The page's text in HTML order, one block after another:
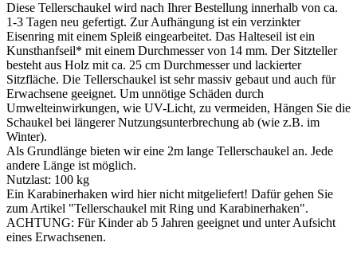
Diese Tellerschaukel wird nach Ihrer Bestellung innerhalb von ca.
1-3 Tagen neu gefertigt. Zur Aufhängung ist ein verzinkter
Eisenring mit einem Spleiß eingearbeitet. Das Halteseil ist ein
Kunsthanfseil* mit einem Durchmesser von 14 mm. Der Sitzteller
besteht aus Holz mit ca. 25 cm Durchmesser und lackierter
Sitzfläche. Die Tellerschaukel ist sehr massiv gebaut und auch für
Erwachsene geeignet. Um unnötige Schäden durch
Umwelteinwirkungen, wie UV-Licht, zu vermeiden, Hängen Sie die
Schaukel bei längerer Nutzungsunterbrechung ab (wie z.B. im
Winter).
Als Grundlänge bieten wir eine 2m lange Tellerschaukel an. Jede
andere Länge ist möglich.
Nutzlast: 100 kg
Ein Karabinerhaken wird hier nicht mitgeliefert! Dafür gehen Sie
zum Artikel "Tellerschaukel mit Ring und Karabinerhaken".
ACHTUNG: Für Kinder ab 5 Jahren geeignet und unter Aufsicht
eines Erwachsenen.